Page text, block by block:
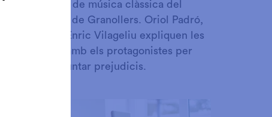
en els concerts de música clàssica del
Teatre Auditori de Granollers. Oriol Padró,
Laia Saperas i Enric Vilageliu expliquen les
obres i parlen amb els protagonistes per
acostar i desmuntar prejudicis.